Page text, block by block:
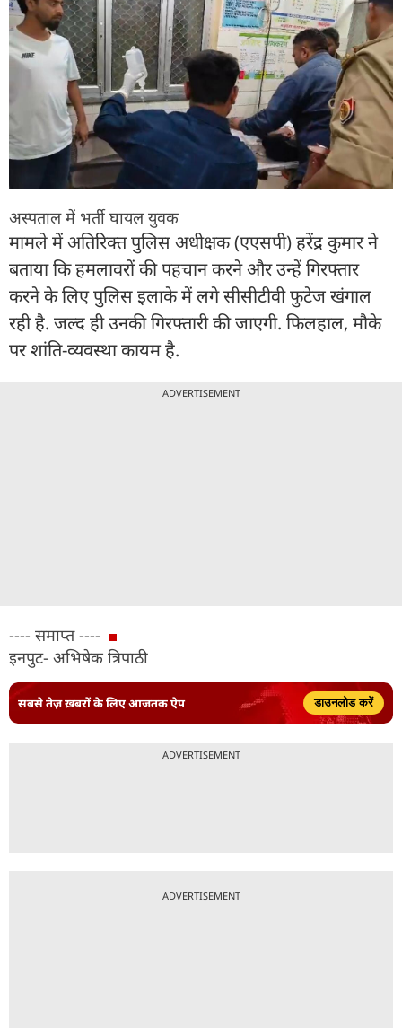
अस्पताल में भर्ती घायल युवक
मामले में अतिरिक्त पुलिस अधीक्षक (एएसपी) हरेंद्र कुमार ने
बताया कि हमलावरों की पहचान करने और उन्हें गिरफ्तार
करने के लिए पुलिस इलाके में लगे सीसीटीवी फुटेज खंगाल
रही है. जल्द ही उनकी गिरफ्तारी की जाएगी. फिलहाल, मौके
पर शांति-व्यवस्था कायम है.
ADVERTISEMENT
---- समाप्त ----
इनपुट- अभिषेक त्रिपाठी
सबसे तेज़ ख़बरों के लिए आजतक ऐप डाउनलोड करें
ADVERTISEMENT
ADVERTISEMENT